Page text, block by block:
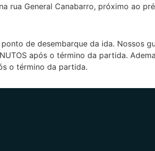
rua General Canabarro, próximo ao
de desembarque da ida. Nossos
após o término da partida.
o término da partida.